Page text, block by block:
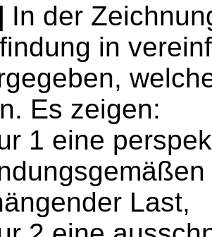
In der
in
Es zeigen:
1 eine
Last,